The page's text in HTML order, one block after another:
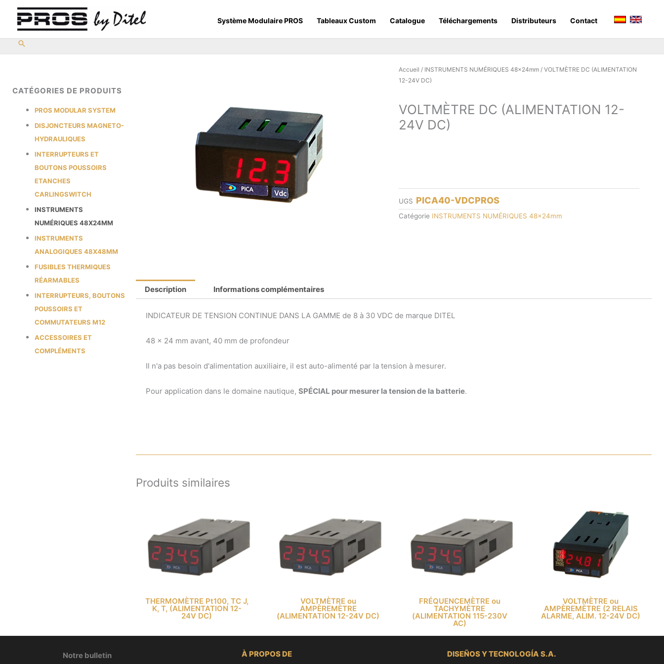
contenu
Système Modulaire PROS Tableaux Custom Catalogue Téléchargements Distributeurs Contact
CATÉGORIES DE PRODUITS
PROS MODULAR SYSTEM
DISJONCTEURS MAGNETO-
HYDRAULIQUES
INTERRUPTEURS ET
BOUTONS POUSSOIRS
ETANCHES
CARLINGSWITCH
INSTRUMENTS
NUMÉRIQUES 48X24MM
INSTRUMENTS
ANALOGIQUES 48X48MM
FUSIBLES THERMIQUES
RÉARMABLES
INTERRUPTEURS, BOUTONS
POUSSOIRS ET
COMMUTATEURS M12
ACCESSOIRES ET
COMPLÉMENTS
Accueil / INSTRUMENTS NUMÉRIQUES 48x24mm / VOLTMÈTRE DC (ALIMENTATION
12-24V DC)
VOLTMÈTRE DC (ALIMENTATION 12-
24V DC)
UGS PICA40-VDCPROS
Catégorie INSTRUMENTS NUMÉRIQUES 48x24mm
Description Informations complémentaires
INDICATEUR DE TENSION CONTINUE DANS LA GAMME de 8 à 30 VDC de marque DITEL
48 x 24 mm avant, 40 mm de profondeur
Il n'a pas besoin d'alimentation auxiliaire, il est auto-alimenté par la tension à mesurer.
Pour application dans le domaine nautique,SPÉCIAL pour mesurer la tension de la batterie.
Produits similaires
THERMOMÈTRE Pt100, TC J,
K, T, (ALIMENTATION 12-
24V DC)
VOLTMÈTRE ou
AMPÈREMÈTRE
(ALIMENTATION 12-24V DC)
FRÉQUENCEMÈTRE ou
TACHYMÈTRE
(ALIMENTATION 115-230V
AC)
VOLTMÈTRE ou
AMPÈREMÈTRE (2 RELAIS
ALARME, ALIM. 12-24V DC)
Notre bulletin À PROPOS DE DISEÑOS Y TECNOLOGÍA S.A.